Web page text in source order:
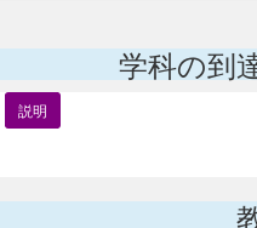
学科の到
説明